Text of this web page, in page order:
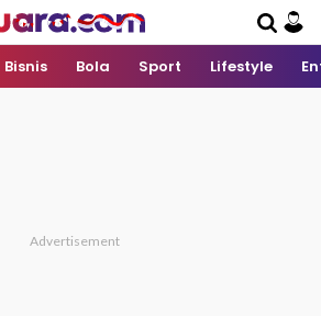
Bisnis Bola Sport Lifestyle